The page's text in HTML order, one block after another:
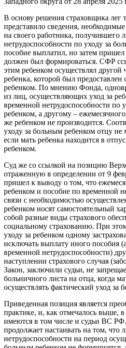
В основу решения страховщика лег
представило сведения,
на своего работника, получившего
нетрудоспособности по уходу за
пособие выплатил, но затем
должен был формироваться. СФР
этим ребенком осуществлял другой
ребенка, которой был предоставлен
ребенком. По мнению Фонда,
из лиц, осуществляющих уход за
временной нетрудоспособности по
ребенком, а другому –
же ребенком не производится.
уходу за больным ребенком отцу не
если мать ребенка находится в
ребенком.
Суд же со ссылкой на позицию
отраженную в определении от 9
пришел к выводу о том, что
ребенком и пособие по временной
связи с необходимостью
ребенком носят самостоятельный
собой разные виды страхового
социальному страхованию. При
уходу за ребенком одному
исключать выплату иного пособия
временной нетрудоспособности)
наступлении страхового случая
Закон, заключили судьи, не
больничного листа на отца, когда
осуществлять фактический уход за
Приведенная позиция является
практике, и, как отмечалось выше,
имеются в том числе и судьи ВС
продолжает настаивать на том, что
нетрудоспособности на период